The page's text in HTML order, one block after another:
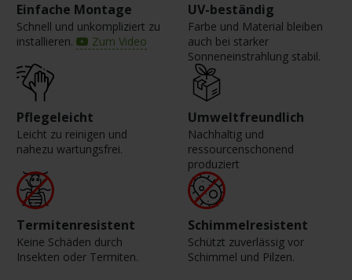
Einfache Montage
Schnell und unkompliziert zu
installieren.
Zum Video
UV-beständig
Farbe und Material bleiben
auch bei starker
Sonneneinstrahlung stabil.
Pflegeleicht
Leicht zu reinigen und
nahezu wartungsfrei.
Umweltfreundlich
Nachhaltig und
ressourcenschonend
produziert
Termitenresistent
Keine Schäden durch
Insekten oder Termiten.
Schimmelresistent
Schützt zuverlässig vor
Schimmel und Pilzen.